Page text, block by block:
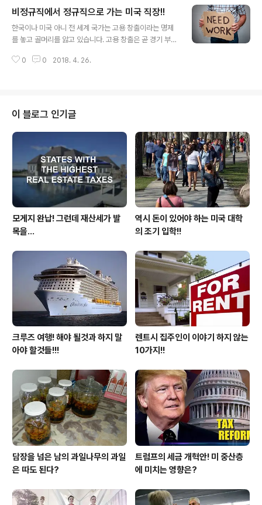
로 서구화 되어가는 경향을 보였다고 이야기를 합니다. 주
로 대장 질환이나 여성인 경우는 유방 질환 그리고 남녀 공
히 고혈압과 당뇨 그리고 높은 콜레스트롤 같은 성인병 질
에 거주를 하는 한인들도 예외는 아닌듯 싶습니다. 남녀 공
비정규직에서 정규직으로 가는 미국 직장!!
한국이나 미국 아니 전 세계 국가는 고용 창출이라는 명제
를 놓고 골머리를 앓고 있습니다. 고용 창출은 곧 경기 부양
할때 고정적으로 내거는 이슈이기는 하나 실천은 그리 용
조간 신문에 job이라는 섹션을 뒤져보거나 인터넷 job se
arch를 해보면 seasonal job이라 해서 고용주가 계절적
으로 요구가 되는 임시직을 많이 고용을 하게 됩니다. 고용
주는 연말 연시를 맞이하여 모자라는 일손을 한시적으로
채용을 할수있고 고용인들은 실업 상태를 면하기 위해 또
는 임시직을 발판으로 정규직으로 ..
0 0 2018. 4. 26.
이 블로그 인기글
모게지 완납! 그런데 재산세가 발
목을...
역시 돈이 있어야 하는 미국 대학
의 조기 입학!!
크루즈 여행! 해야 될것과 하지 말
아야 할것들!!!
렌트시 집주인이 이야기 하지 않는
10가지!!
담장을 넘은 남의 과일나무의 과일
은 따도 된다?
트럼프의 세금 개혁안! 미 중산층
에 미치는 영향은?